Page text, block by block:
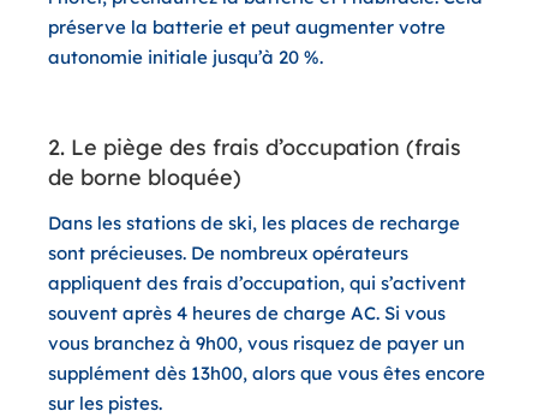
préserve la batterie et peut augmenter votre
autonomie initiale jusqu’à 20 %.
2. Le piège des frais d’occupation (frais
de borne bloquée)
Dans les stations de ski, les places de recharge
sont précieuses. De nombreux opérateurs
appliquent des frais d’occupation, qui s’activent
souvent après 4 heures de charge AC. Si vous
vous branchez à 9h00, vous risquez de payer un
supplément dès 13h00, alors que vous êtes encore
sur les pistes.